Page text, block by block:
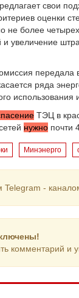
свои
оценки
не более
и увеличение
ряда
ТЭЦ в
нужно почти
Минэнерго
-
комментарий и